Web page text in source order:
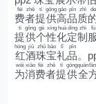
费
fèi
者
zhě
提
tí
供
gōng
高
gāo
品
pǐn
质
zhì de
提
tí
供
gōng
个
gè
性
xìng
化
huà
定
dìng
制
zhì fú
红
hóng
酒
jiǔ
珠
zhū
宝
bǎo
礼
lǐ
品
pǐn
。
为
wèi
消
xiāo
费
fèi
者
zhě
提
tí
供
gōng
全
quán